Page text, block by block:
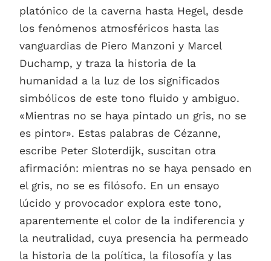
platónico de la caverna hasta Hegel, desde
los fenómenos atmosféricos hasta las
vanguardias de Piero Manzoni y Marcel
Duchamp, y traza la historia de la
humanidad a la luz de los significados
simbólicos de este tono fluido y ambiguo.
«Mientras no se haya pintado un gris, no se
es pintor». Estas palabras de Cézanne,
escribe Peter Sloterdijk, suscitan otra
afirmación: mientras no se haya pensado en
el gris, no se es filósofo. En un ensayo
lúcido y provocador explora este tono,
aparentemente el color de la indiferencia y
la neutralidad, cuya presencia ha permeado
la historia de la política, la filosofía y las